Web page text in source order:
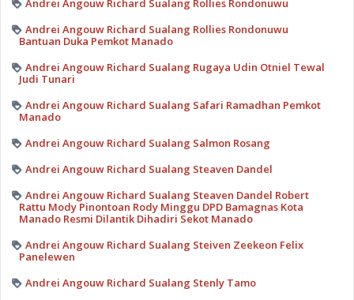
Andrei Angouw Richard Sualang Rollies Rondonuwu
Andrei Angouw Richard Sualang Rollies Rondonuwu
Bantuan Duka Pemkot Manado
Andrei Angouw Richard Sualang Rugaya Udin Otniel Tewal
Judi Tunari
Andrei Angouw Richard Sualang Safari Ramadhan Pemkot
Manado
Andrei Angouw Richard Sualang Salmon Rosang
Andrei Angouw Richard Sualang Steaven Dandel
Andrei Angouw Richard Sualang Steaven Dandel Robert
Rattu Mody Pinontoan Rody Minggu DPD Bamagnas Kota
Manado Resmi Dilantik Dihadiri Sekot Manado
Andrei Angouw Richard Sualang Steiven Zeekeon Felix
Panelewen
Andrei Angouw Richard Sualang Stenly Tamo